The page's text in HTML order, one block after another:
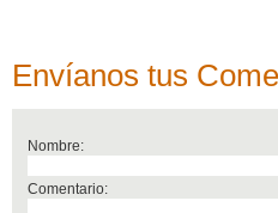
Envíanos tus
Nombre:
Comentario: